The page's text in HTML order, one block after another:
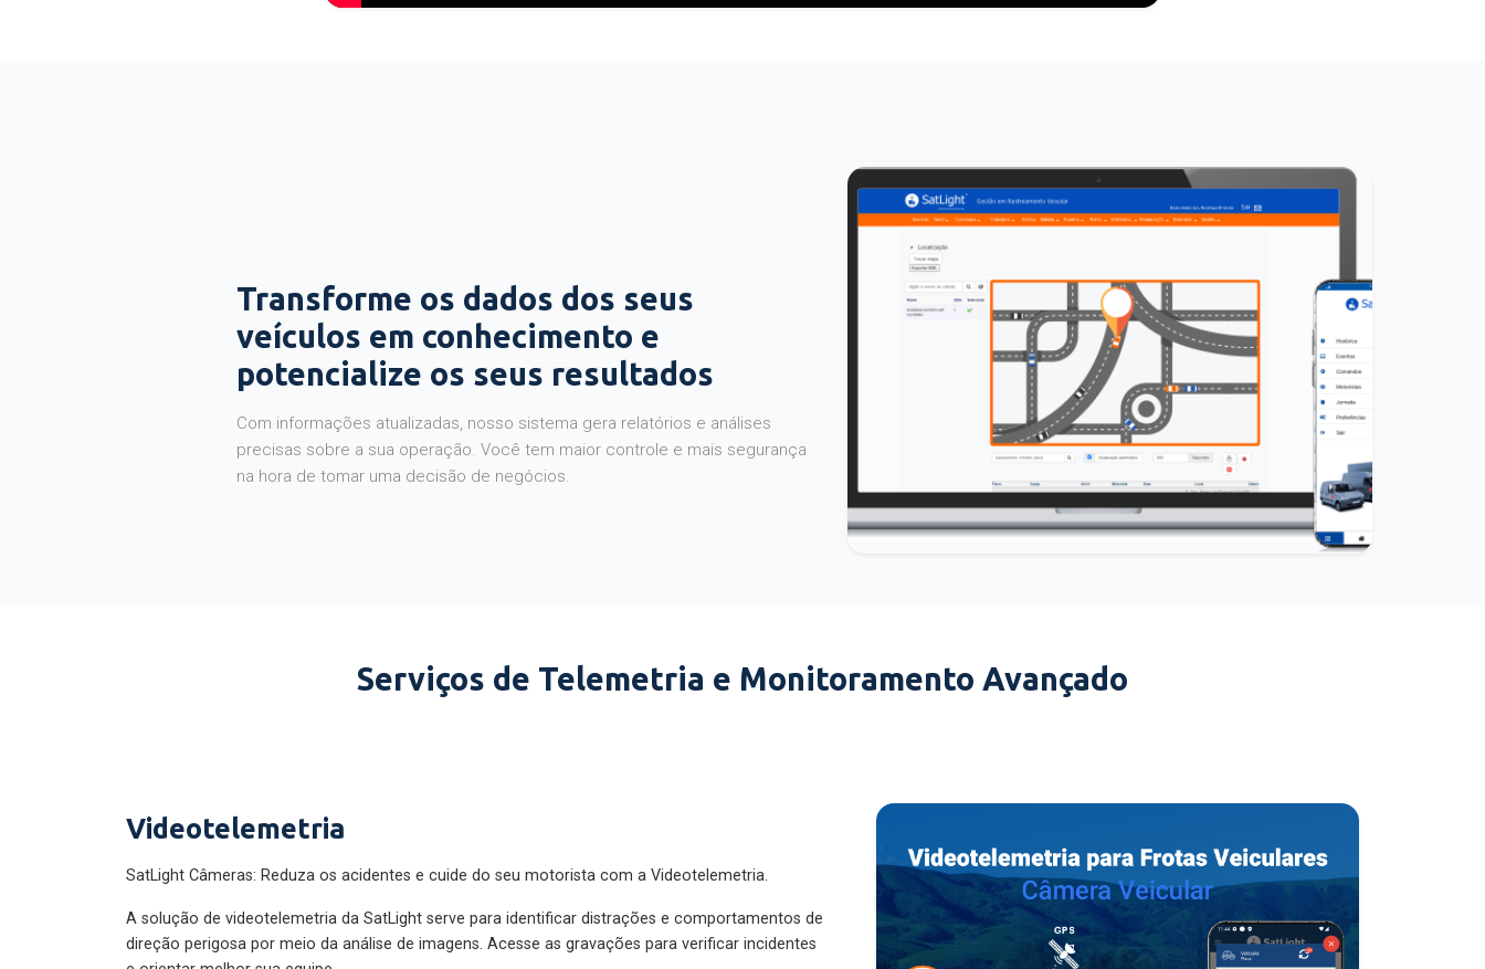
Transforme os dados dos seus
veículos em conhecimento e
potencialize os seus resultados
Com informações atualizadas, nosso sistema gera relatórios e análises
precisas sobre a sua operação. Você tem maior controle e mais segurança
na hora de tomar uma decisão de negócios.
Serviços de Telemetria e Monitoramento Avançado
Videotelemetria
SatLight Câmeras: Reduza os acidentes e cuide do seu motorista com a Videotelemetria.
A solução de videotelemetria da SatLight serve para identificar distrações e comportamentos de
direção perigosa por meio da análise de imagens. Acesse as gravações para verificar incidentes
e orientar melhor sua equipe.